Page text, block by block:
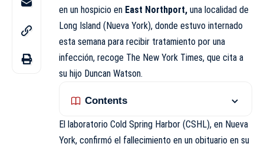
en un hospicio en East Northport, una localidad de
Long Island (Nueva York), donde estuvo internado
esta semana para recibir tratamiento por una
infección, recoge The New York Times, que cita a
su hijo Duncan Watson.
Contents
El laboratorio Cold Spring Harbor (CSHL), en Nueva
York, confirmó el fallecimiento en un obituario en su